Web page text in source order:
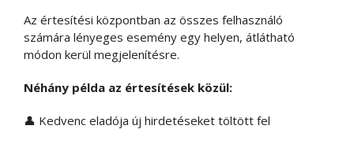
Az értesítési központban az összes felhasználó
számára lényeges esemény egy helyen, átlátható
módon kerül megjelenítésre.
Néhány példa az értesítések közül:
👤 Kedvenc eladója új hirdetéseket töltött fel